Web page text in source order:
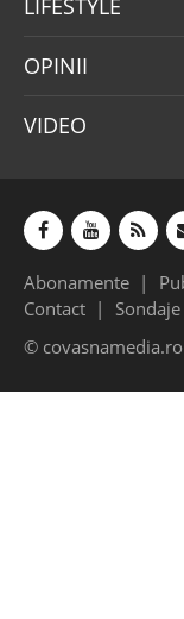
OPINII
VIDEO
Abonamente
Contact
Sondaje
©